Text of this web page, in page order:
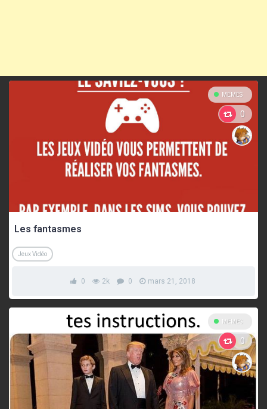
MEMES
0
Les fantasmes
Jeux Vidéo
0 2k 0 mars 21, 2018
MEMES
0